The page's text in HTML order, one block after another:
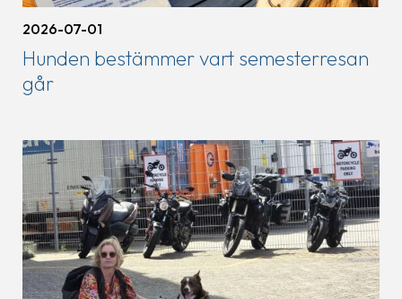
Hunden bestämmer vart semesterresan
går
2026-07-01